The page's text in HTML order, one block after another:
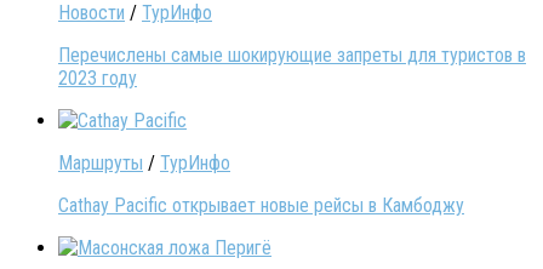
Новости / ТурИнфо
Перечислены самые шокирующие запреты для туристов в
2023 году
Маршруты / ТурИнфо
Cathay Pacific открывает новые рейсы в Камбоджу